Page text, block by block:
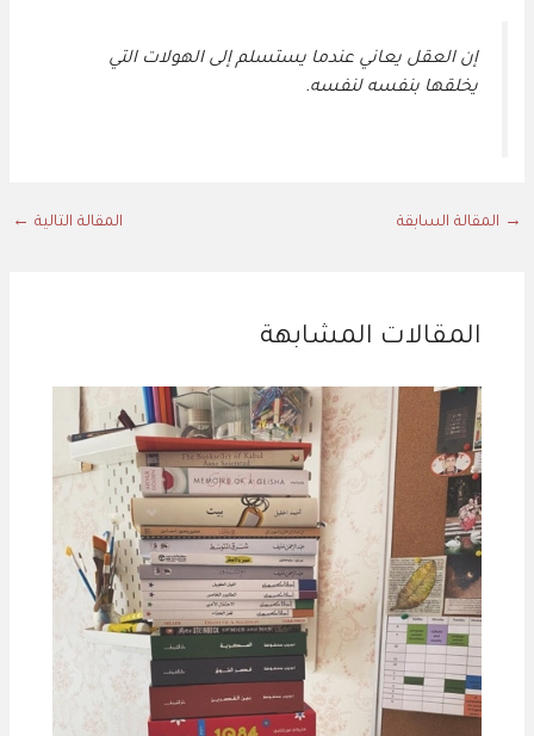
إن العقل يعاني عندما يستسلم إلى الهولات التي
يخلقها بنفسه لنفسه.
→ المقالة السابقة المقالة التالية ←
المقالات المشابهة